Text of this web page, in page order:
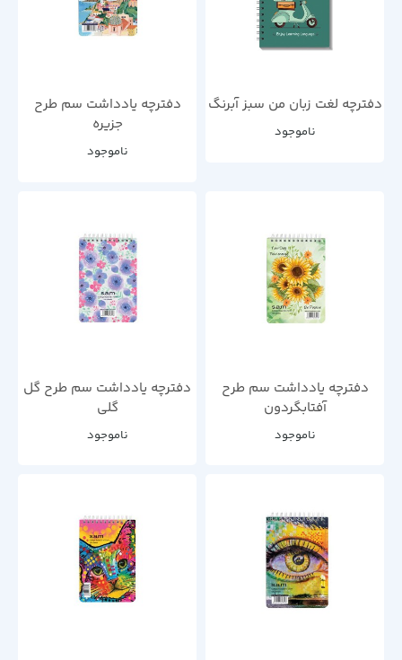
دفترچه لغت زبان من سبز آبرنگ
ناموجود
دفترچه یادداشت سم طرح
جزیره
ناموجود
دفترچه یادداشت سم طرح
آفتابگردون
ناموجود
دفترچه یادداشت سم طرح گل
گلی
ناموجود